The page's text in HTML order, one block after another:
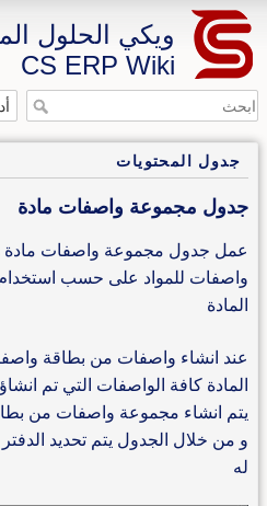
ويكي الحلول
CS ERP Wiki
جدول المحتويات
جدول مجموعة واصفات مادة
عمل جدول مجموعة واصفات
واصفات للمواد على حسب
المادة
عند انشاء واصفات من بطاقة
المادة كافة الواصفات التي تم
يتم انشاء مجموعة واصفات من
و من خلال الجدول يتم تحديد
له